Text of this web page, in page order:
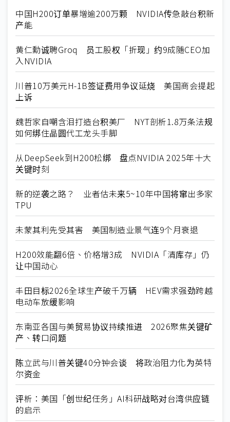
中国H200订单暴增逾200万颗 NVIDIA传急敲台积新
产能
黄仁勳诚聘Groq 员工股权「折现」约9成随CEO加
入NVIDIA
川普10万美元H-1B签证费用争议延烧 美国商会提起
上诉
魏哲家自嘲含泪打造台积美厂 NYT剖析1.8万条法规
如何绑住晶圆代工龙头手脚
从DeepSeek到H200松绑 盘点NVIDIA 2025年十大
关键时刻
新的逆袭之路？ 业者估未来5~10年中国将窜出多家
TPU
未蒙其利先受其害 美国制造业景气连9个月衰退
H200效能翻6倍、价格增3成 NVIDIA「清库存」仍
让中国动心
丰田目标2026全球生产破千万辆 HEV需求强劲跨越
电动车放缓影响
东南亚各国与美贸易协议持续推进 2026聚焦关键矿
产、转口问题
陈立武与川普关键40分钟会谈 将政治阻力化为英特
尔资金
评析：美国「创世纪任务」AI科研战略对台湾供应链
的启示